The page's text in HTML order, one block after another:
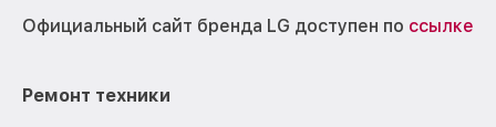
Официальный сайт бренда LG доступен по ссылке
Ремонт техники